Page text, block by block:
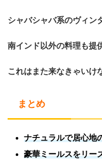
シャバシャバ系のヴィン
南インド以外の料理も提
これはまた来なきゃいけ
まとめ
ナチュラルで居心地
豪華ミールスをリー